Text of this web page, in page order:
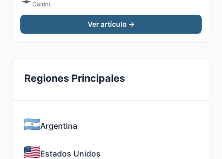
Coirini
Ver artículo →
Regiones Principales
Argentina
Estados Unidos